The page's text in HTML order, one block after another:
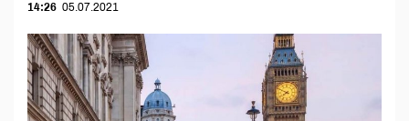
14:26 05.07.2021